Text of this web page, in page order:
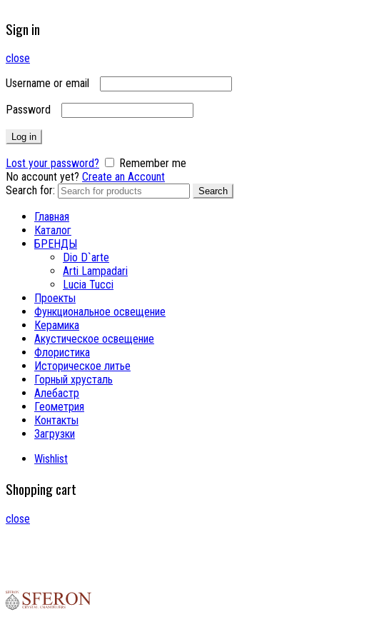
Sign in
close
Username or email
Password
Log in
Lost your password?
Remember me
No account yet? Create an Account
Search for:
Search
Главная
Каталог
БРЕНДЫ
Dio D`arte
Arti Lampadari
Lucia Tucci
Проекты
Функциональное освещение
Керамика
Акустическое освещение
Флористика
Историческое литье
Горный хрусталь
Алебастр
Геометрия
Контакты
Загрузки
Wishlist
Shopping cart
close